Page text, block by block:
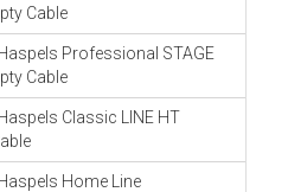
Cable
Professional STAGE
Cable
Classic LINE HT
Home Line